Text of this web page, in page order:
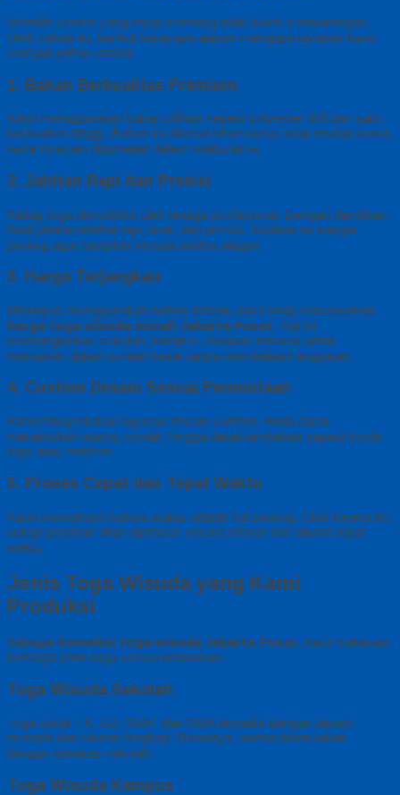
Memilih vendor yang tepat memang tidak boleh sembarangan.
Oleh sebab itu, berikut beberapa alasan mengapa layanan kami
menjadi pilihan utama:
1. Bahan Berkualitas Premium
Kami menggunakan bahan pilihan seperti polyester drill dan satin
berkualitas tinggi. Bahan ini dikenal tahan lama, tidak mudah kusut,
serta nyaman digunakan dalam waktu lama.
2. Jahitan Rapi dan Presisi
Setiap toga diproduksi oleh tenaga profesional. Dengan demikian,
hasil jahitan terlihat rapi, kuat, dan presisi. Kualitas ini sangat
penting agar tampilan wisuda terlihat elegan.
3. Harga Terjangkau
Meskipun menggunakan bahan terbaik, kami tetap menawarkan
harga toga wisuda murah Jakarta Pusat. Hal ini
memungkinkan sekolah, kampus, maupun instansi untuk
memesan dalam jumlah besar tanpa membebani anggaran.
4. Custom Desain Sesuai Permintaan
Kami menyediakan layanan desain custom. Anda dapat
menentukan warna, model, hingga detail tambahan seperti bordir
logo atau emblem.
5. Proses Cepat dan Tepat Waktu
Kami memahami bahwa waktu adalah hal penting. Oleh karena itu,
setiap pesanan akan diproses secara efisien dan dikirim tepat
waktu.
Jenis Toga Wisuda yang Kami
Produksi
Sebagai konveksi toga wisuda Jakarta Pusat, kami melayani
berbagai jenis toga sesuai kebutuhan:
Toga Wisuda Sekolah
Toga untuk TK, SD, SMP, dan SMA tersedia dengan desain
menarik dan ukuran lengkap. Biasanya, warna disesuaikan
dengan identitas sekolah.
Toga Wisuda Kampus